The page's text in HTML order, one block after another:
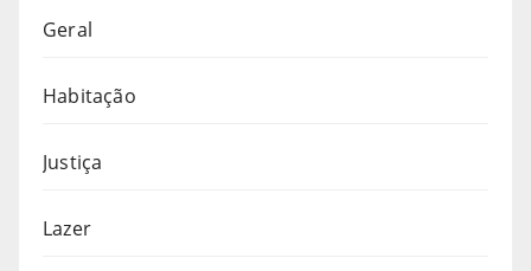
Geral
Habitação
Justiça
Lazer